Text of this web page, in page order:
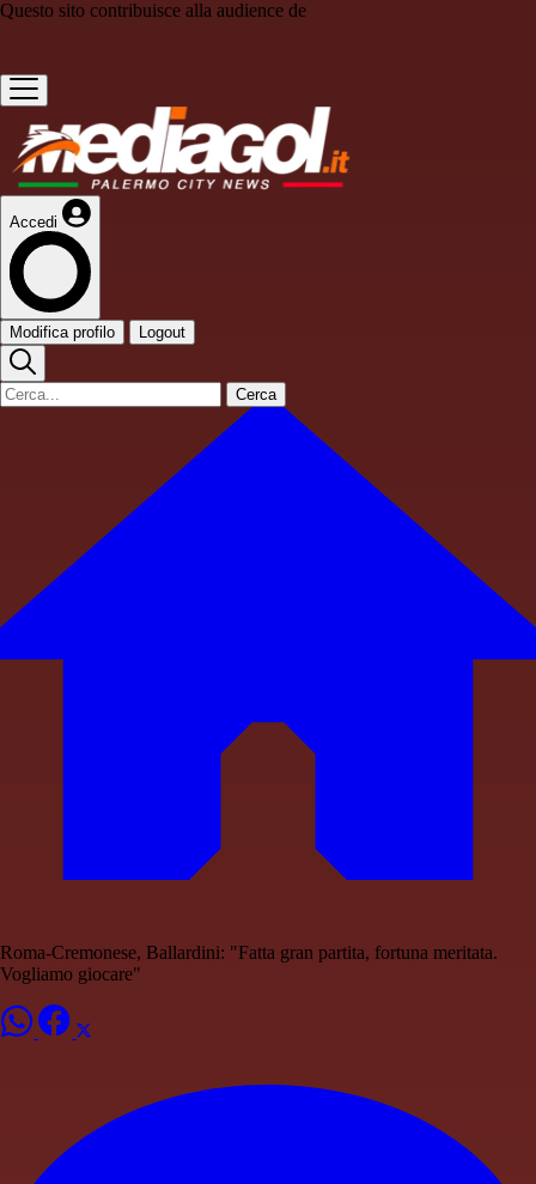
Questo sito contribuisce alla audience de
Accedi
Modifica profilo Logout
Cerca
Roma-Cremonese, Ballardini: "Fatta gran partita, fortuna meritata.
Vogliamo giocare"